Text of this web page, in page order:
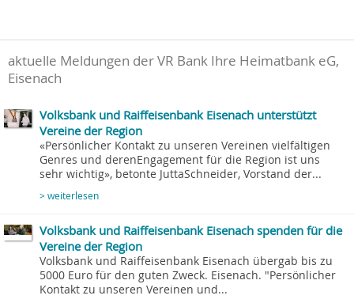
aktuelle Meldungen der VR Bank Ihre Heimatbank eG,
Eisenach
Volksbank und Raiffeisenbank Eisenach unterstützt
Vereine der Region
«Persönlicher Kontakt zu unseren Vereinen vielfältigen
Genres und derenEngagement für die Region ist uns
sehr wichtig», betonte JuttaSchneider, Vorstand der...
> weiterlesen
Volksbank und Raiffeisenbank Eisenach spenden für die
Vereine der Region
Volksbank und Raiffeisenbank Eisenach übergab bis zu
5000 Euro für den guten Zweck. Eisenach. "Persönlicher
Kontakt zu unseren Vereinen und...